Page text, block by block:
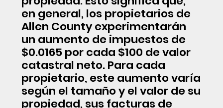
en general, los propietarios de
Allen County experimentarán
un aumento de impuestos de
$0.0165 por cada $100 de valor
catastral neto. Para cada
propietario, este aumento varía
según el tamaño y el valor de su
propiedad, sus facturas de